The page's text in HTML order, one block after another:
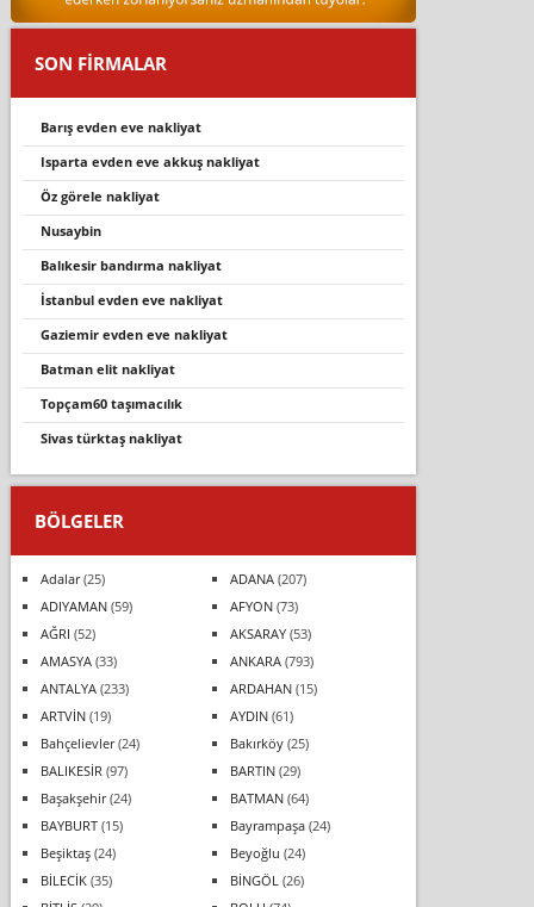
SON FİRMALAR
barış evden eve nakliyat
isparta evden eve akkuş nakli̇yat
öz görele nakliyat
nusaybi̇n
balıkesir bandırma nakliyat
i̇stanbul evden eve nakli̇yat
gazi̇emi̇r evden eve nakli̇yat
batman elit nakliyat
topçam60 taşımacılık
sivas türktaş nakliyat
BÖLGELER
Adalar(25) ADANA(207)
ADIYAMAN(59) AFYON(73)
AĞRI (52) AKSARAY(53)
AMASYA(33) ANKARA(793)
ANTALYA(233) ARDAHAN(15)
ARTVİN(19) AYDIN(61)
Bahçelievler(24) Bakırköy(25)
BALIKESİR (97) BARTIN(29)
Başakşehir(24) BATMAN(64)
BAYBURT(15) Bayrampaşa(24)
Beşiktaş(24) Beyoğlu (24)
BİLECİK(35) BİNGÖL (26)